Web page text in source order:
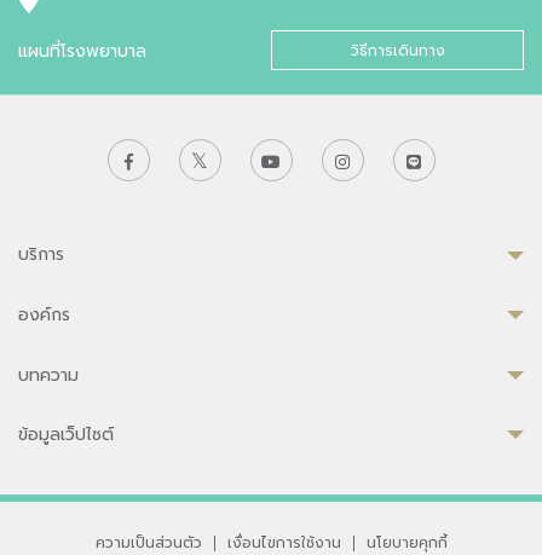
แผนที่โรงพยาบาล วิธีการเดินทาง
บริการ
องค์กร
บทความ
ข้อมูลเว็ปไซต์
ความเป็นส่วนตัว | เงื่อนไขการใช้งาน | นโยบายคุกกี้